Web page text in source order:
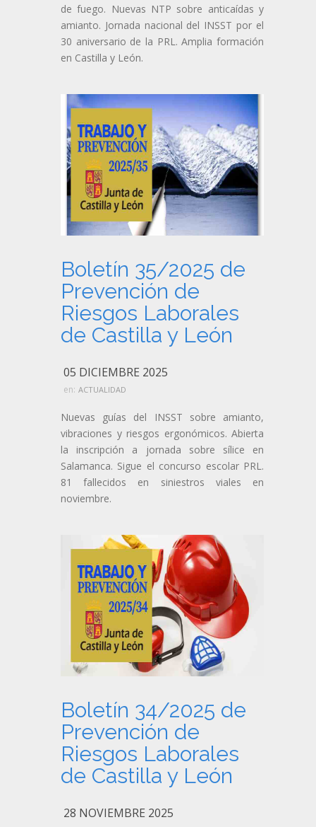
de fuego. Nuevas NTP sobre anticaídas y
amianto. Jornada nacional del INSST por el
30 aniversario de la PRL. Amplia formación
en Castilla y León.
Boletín 35/2025 de
Prevención de
Riesgos Laborales
de Castilla y León
05 DICIEMBRE 2025
en: ACTUALIDAD
Nuevas guías del INSST sobre amianto,
vibraciones y riesgos ergonómicos. Abierta
la inscripción a jornada sobre sílice en
Salamanca. Sigue el concurso escolar PRL.
81 fallecidos en siniestros viales en
noviembre.
Boletín 34/2025 de
Prevención de
Riesgos Laborales
de Castilla y León
28 NOVIEMBRE 2025